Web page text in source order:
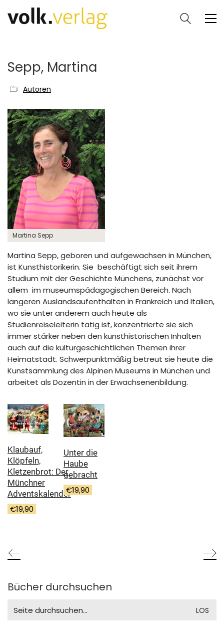
Sepp, Martina
Autoren
Martina Sepp
Martina Sepp, geboren und aufgewachsen in München,
ist Kunsthistorikerin. Sie beschäftigt sich seit ihrem
Studium mit der Geschichte Münchens, zunächst vor
allem im museumspädagogischen Bereich. Nach
längeren Auslandsaufenthalten in Frankreich und Italien,
wo sie unter anderem auch heute als
Studienreiseleiterin tätig ist, konzentrierte sie sich
immer stärker neben den kunsthistorischen Inhalten
auch auf die kulturgeschichtlichen Themen ihrer
Heimatstadt. Schwerpunktmäßig betreut sie heute die
Kunstsammlung des Alpinen Museums in München und
arbeitet als Dozentin in der Erwachsenenbildung.
Klaubauf,
Klöpfeln,
Kletzenbrot: Der
Münchner
Adventskalender
€19,90
Unter die
Haube
gebracht
€19,90
Bücher durchsuchen
for: